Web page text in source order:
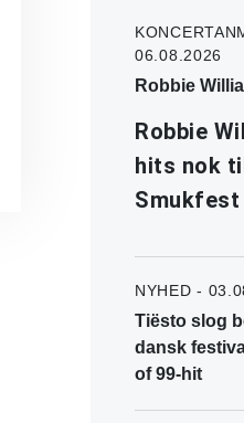
06.08.2026
Robbie
Robbie
hits nok
Smukfest
NYHED -
Tiësto slog
dansk
of 99-hit